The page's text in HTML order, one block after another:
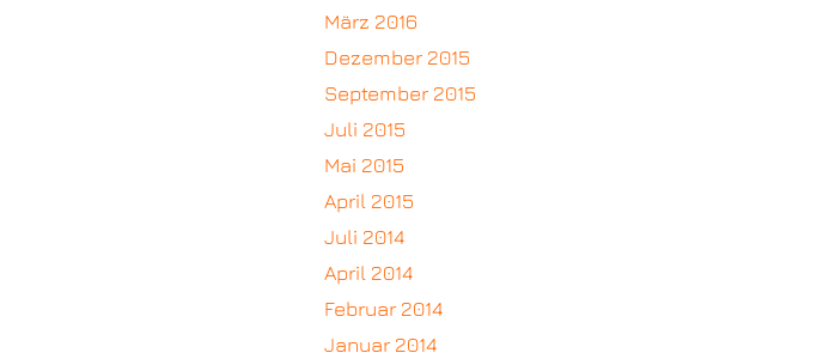
März 2016
Dezember 2015
September 2015
Juli 2015
Mai 2015
April 2015
Juli 2014
April 2014
Februar 2014
Januar 2014